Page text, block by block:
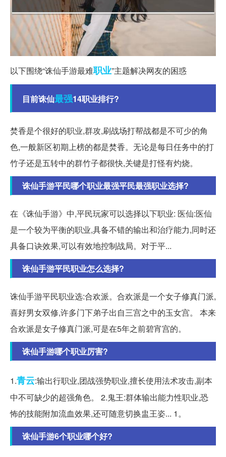
以下围绕“诛仙手游最难职业”主题解决网友的困惑
目前诛仙最强14职业排行?
焚香是个很好的职业,群攻,刷战场打帮战都是不可少的角
色,一般新区初期上榜的都是焚香。无论是每日任务中的打
竹子还是五转中的群竹子都很快,关键是打怪有灼烧。
诛仙手游平民哪个职业最强平民最强职业选择?
在《诛仙手游》中,平民玩家可以选择以下职业: 医仙:医仙
是一个较为平衡的职业,具备不错的输出和治疗能力,同时还
具备口诀效果,可以有效地控制战局。对于平...
诛仙手游平民职业怎么选择?
诛仙手游平民职业选:合欢派。合欢派是一个女子修真门派,
喜好男女双修,许多门下弟子出自三宫之中的玉女宫。 本来
合欢派是女子修真门派,可是在5年之前碧宵宫的。
诛仙手游哪个职业厉害?
1.青云:输出行职业,团战强势职业,擅长使用法术攻击,副本
中不可缺少的超强角色。 2.鬼王:群体输出能力性职业,恐
怖的技能附加流血效果,还可随意切换盅王姿... 1。
诛仙手游6个职业哪个好?